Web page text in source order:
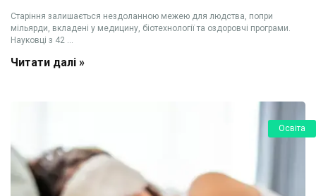
Старіння залишається нездоланною межею для людства, попри
мільярди, вкладені у медицину, біотехнології та оздоровчі програми.
Науковці з 42 ...
Читати далі »
Освіта